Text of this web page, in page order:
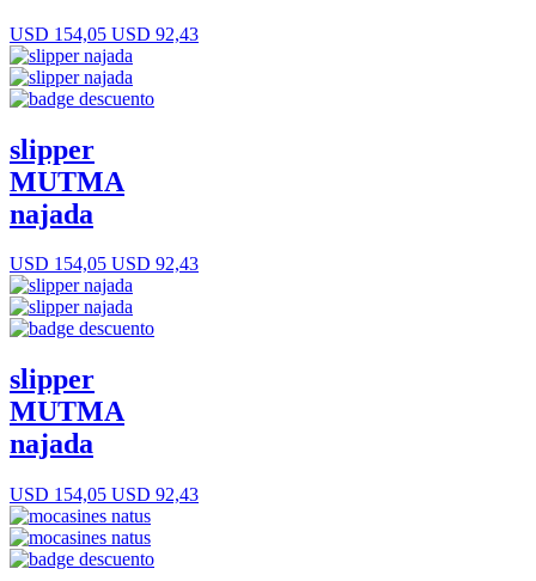
USD 154,05 USD 92,43
slipper
MUTMA
najada
USD 154,05 USD 92,43
slipper
MUTMA
najada
USD 154,05 USD 92,43